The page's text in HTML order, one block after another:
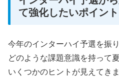
て強化したいポイント
今年のインターハイ予選を振
どのような課題意識を持って
いくつかのヒントが見えてき